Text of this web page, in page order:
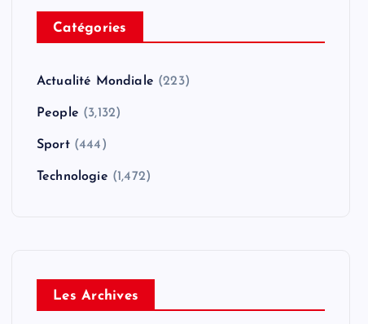
Catégories
Actualité Mondiale (223)
People (3,132)
Sport(444)
Technologie (1,472)
Les Archives